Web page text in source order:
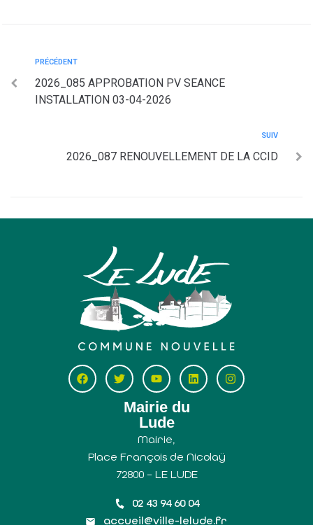
PRÉCÉDENT
2026_085 APPROBATION PV SEANCE
INSTALLATION 03-04-2026
SUIV
2026_087 RENOUVELLEMENT DE LA CCID
Mairie du
Lude
Mairie,
Place François de Nicolaÿ
72800 – LE LUDE
02 43 94 60 04
accueil@ville-lelude.fr